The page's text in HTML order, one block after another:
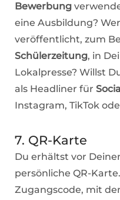
Bewerbung
eine Ausbildung?
veröffentlicht, zum
Schülerzeitung, in
Lokalpresse? Willst
als Headliner für
Instagram, TikTok
7. QR-Karte
Du erhältst vor
persönliche QR-
Zugangscode, mit